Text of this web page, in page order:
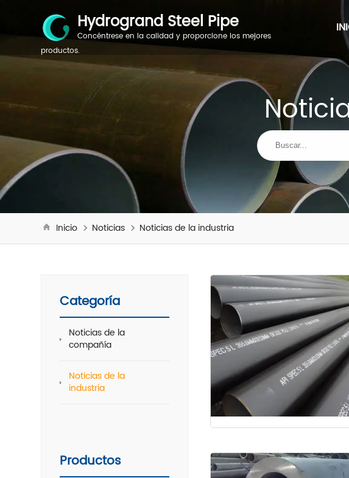
Hydrogrand Steel Pipe
Concéntrese en la calidad y proporcione los mejores
productos.
Inicio Noticias Noticias de la industria
Categoría
Noticias de la
compañía
Noticias de la
industria
Productos